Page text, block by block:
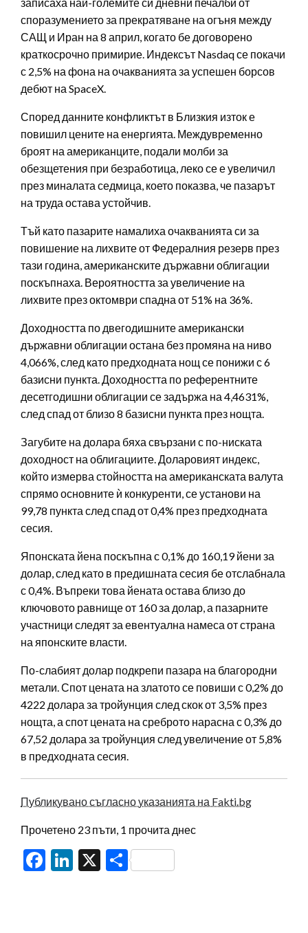
записаха най-големите си дневни печалби от
споразумението за прекратяване на огъня между
САЩ и Иран на 8 април, когато бе договорено
краткосрочно примирие. Индексът Nasdaq се покачи
с 2,5% на фона на очакванията за успешен борсов
дебют на SpaceX.
Според данните конфликтът в Близкия изток е
повишил цените на енергията. Междувременно
броят на американците, подали молби за
обезщетения при безработица, леко се е увеличил
през миналата седмица, което показва, че пазарът
на труда остава устойчив.
Тъй като пазарите намалиха очакванията си за
повишение на лихвите от Федералния резерв през
тази година, американските държавни облигации
поскъпнаха. Вероятността за увеличение на
лихвите през октомври спадна от 51% на 36%.
Доходността по двегодишните американски
държавни облигации остана без промяна на ниво
4,066%, след като предходната нощ се понижи с 6
базисни пункта. Доходността по референтните
десетгодишни облигации се задържа на 4,4631%,
след спад от близо 8 базисни пункта през нощта.
Загубите на долара бяха свързани с по-ниската
доходност на облигациите. Доларовият индекс,
който измерва стойността на американската валута
спрямо основните ѝ конкуренти, се установи на
99,78 пункта след спад от 0,4% през предходната
сесия.
Японската йена поскъпна с 0,1% до 160,19 йени за
долар, след като в предишната сесия бе отслабнала
с 0,4%. Въпреки това йената остава близо до
ключовото равнище от 160 за долар, а пазарните
участници следят за евентуална намеса от страна
на японските власти.
По-слабият долар подкрепи пазара на благородни
метали. Спот цената на златото се повиши с 0,2% до
4222 долара за тройунция след скок от 3,5% през
нощта, а спот цената на среброто нарасна с 0,3% до
67,52 долара за тройунция след увеличение от 5,8%
в предходната сесия.
Публикувано съгласно указанията на Fakti.bg
Прочетено 23 пъти, 1 прочита днес
Facebook
LinkedIn
X Share